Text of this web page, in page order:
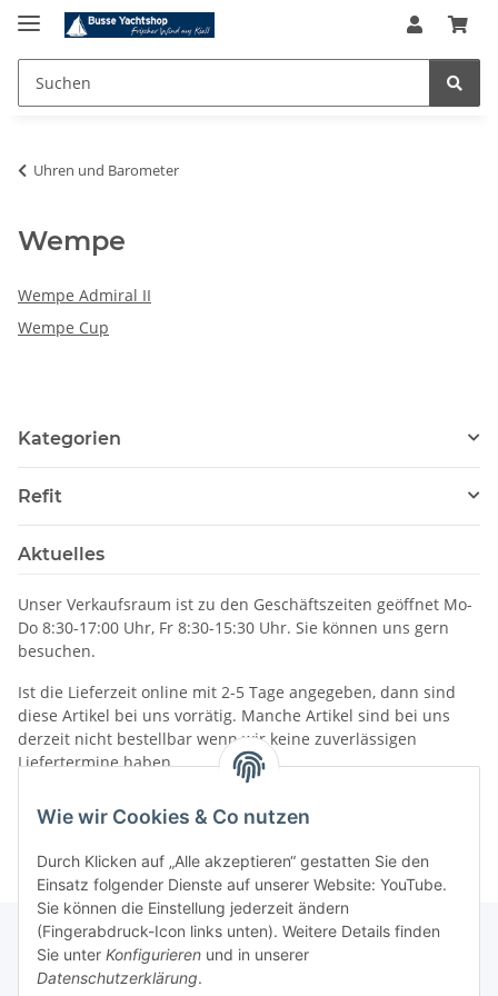
Wie wir Cookies & Co nutzen
Durch Klicken auf „Alle akzeptieren“ gestatten Sie den
Einsatz folgender Dienste auf unserer Website: YouTube.
Sie können die Einstellung jederzeit ändern
(Fingerabdruck-Icon links unten). Weitere Details finden
Sie unter Konfigurieren und in unserer
Datenschutzerklärung.
Uhren und Barometer
Wempe
Wempe Admiral II
Wempe Cup
Kategorien
Refit
Aktuelles
Unser Verkaufsraum ist zu den Geschäftszeiten geöffnet Mo-
Do 8:30-17:00 Uhr, Fr 8:30-15:30 Uhr. Sie können uns gern
besuchen.
Ist die Lieferzeit online mit 2-5 Tage angegeben, dann sind
diese Artikel bei uns vorrätig. Manche Artikel sind bei uns
derzeit nicht bestellbar wenn wir keine zuverlässigen
Liefertermine haben.
Gesetzliche Informationen